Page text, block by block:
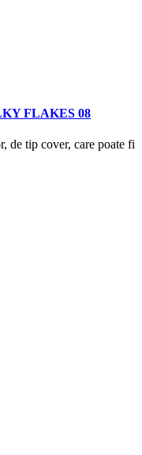
FLAKES 08
de tip cover, care poate fi